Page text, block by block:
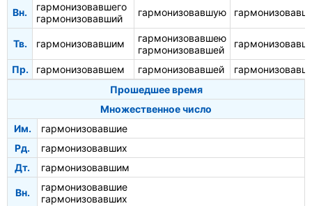
Вн.
гармонизовавшего
гармонизовавший
гармонизовавшую
Тв. гармонизовавшим
гармонизовавшею
гармонизовавшей
Пр. гармонизовавшем гармонизовавшей
Прошедшее время
Множественное число
Им.
гармонизовавшие
Рд.
гармонизовавших
Дт.
гармонизовавшим
Вн.
гармонизовавшие
гармонизовавших